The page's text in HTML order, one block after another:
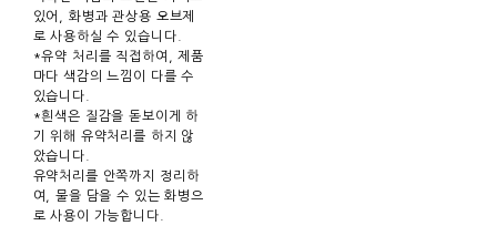
있어, 화병과 관상용 오브제
로 사용하실 수 있습니다.
*유약 처리를 직접하여, 제품
마다 색감의 느낌이 다를 수
있습니다.
*흰색은 질감을 돋보이게 하
기 위해 유약처리를 하지 않
았습니다.
유약처리를 안쪽까지 정리하
여, 물을 담을 수 있는 화병으
로 사용이 가능합니다.